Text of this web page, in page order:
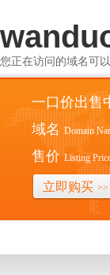
您正在访问的域名可
一口价出售
域名 Domain
售价 Listing
立即购买 >>